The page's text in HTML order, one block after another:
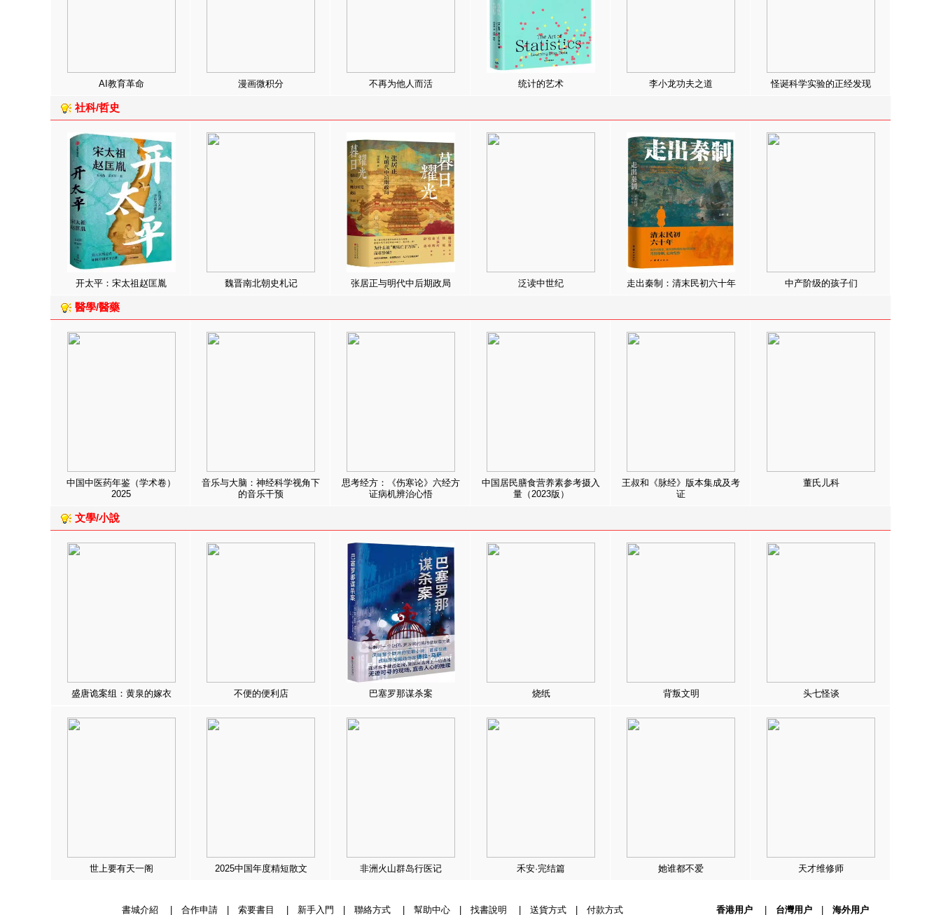
AI教育革命 漫画微积分 不再为他人而活 统计的艺术 李小龙功夫之道 怪诞科学实验的正经发现
社科/哲史
开太平：宋太祖赵匡胤 魏晋南北朝史札记 张居正与明代中后期政局 泛读中世纪 走出秦制：清末民初六十年 中产阶级的孩子们
醫學/醫藥
中国中医药年鉴（学术卷）
2025
音乐与大脑：神经科学视角下
的音乐干预
思考经方：《伤寒论》六经方
证病机辨治心悟
中国居民膳食营养素参考摄入
量（2023版）
王叔和《脉经》版本集成及考
证
董氏儿科
文學/小說
盛唐诡案组：黄泉的嫁衣 不便的便利店 巴塞罗那谋杀案 烧纸 背叛文明 头七怪谈
世上要有天一阁 2025中国年度精短散文 非洲火山群岛行医记 禾安·完结篇 她谁都不爱 天才维修师
書城介紹 合作申請| 索要書目 新手入門 聯絡方式| 幫助中心| 找書說明 送貨方式| 付款方式 香港用户| 台灣用户| 海外用户